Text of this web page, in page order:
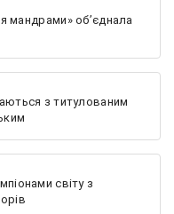
мандрами» об’єднала
з титулованим
світу з